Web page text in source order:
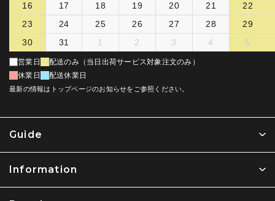
Guide
Information
16
17 18 19 20 21
22
23
24 25 26 27 28
29
30
31 1 2 3 4 5
営業日
配送のみ（当日出荷サービス対象注文のみ）
休業日
配送休業日
最新の情報はトップページのお知らせをご参照ください。